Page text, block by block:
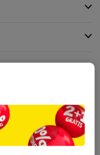
wereldwijde